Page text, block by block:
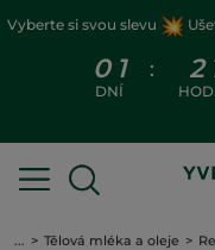
Vyberte si svou slevu
0 1
DNÍ
: 2
... Tělová mléka a oleje